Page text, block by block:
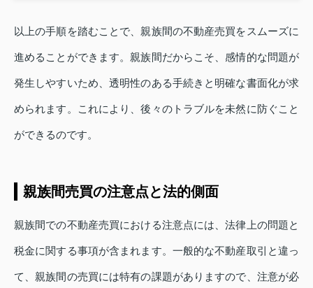
以上の手順を踏むことで、親族間の不動産売買をスムーズに
進めることができます。親族間だからこそ、感情的な問題が
発生しやすいため、透明性のある手続きと明確な書面化が求
められます。これにより、後々のトラブルを未然に防ぐこと
ができるのです。
親族間売買の注意点と法的側面
親族間での不動産売買における注意点には、法律上の問題と
税金に関する事項が含まれます。一般的な不動産取引と違っ
て、親族間の売買には特有の課題がありますので、注意が必